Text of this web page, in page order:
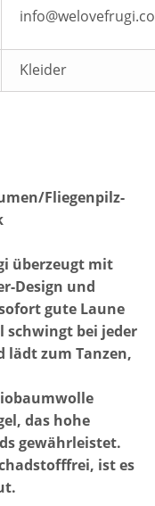
Kleider
Fliegenpilz-
überzeugt mit
Design und
gute Laune
schwingt bei jeder
lädt zum Tanzen,
das hohe
gewährleistet.
ist es